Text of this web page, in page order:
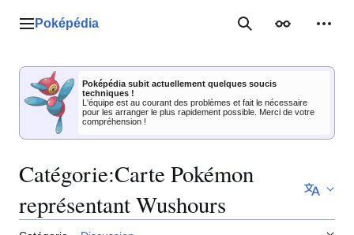
Menu principal
Poképédia RechercherApparence
Poképédia subit actuellement quelques soucis
techniques !
L'équipe est au courant des problèmes et fait le nécessaire
pour les arranger le plus rapidement possible. Merci de votre
compréhension !
Catégorie:Carte Pokémon
représentant Wushours